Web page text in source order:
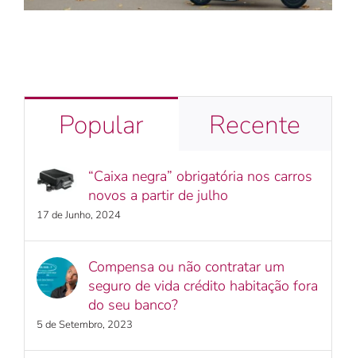
Popular Recente
“Caixa negra” obrigatória nos carros
novos a partir de julho
17 de Junho, 2024
Compensa ou não contratar um
seguro de vida crédito habitação fora
do seu banco?
5 de Setembro, 2023